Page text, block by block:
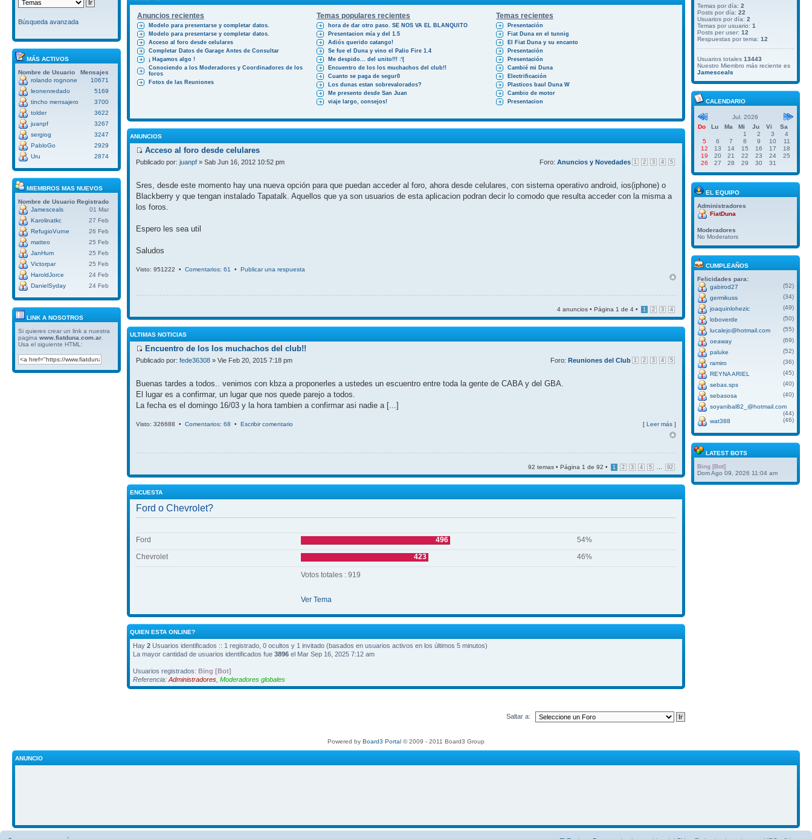
Búsqueda avanzada
MÁS ACTIVOS
Nombre de Usuario
Mensajes
rolando rognone
10671
leonenredado
5169
tincho mensajero
3700
tolder
3622
juanpf
3267
sergiog
3247
PabloGo
2929
Uru
2874
MIEMBROS MAS NUEVOS
Nombre de Usuario Registrado
Jamesceals
01 Mar
Karolinatkc
27 Feb
RefugioVurne
26 Feb
matteo
25 Feb
JanHum
25 Feb
Victorpar
25 Feb
HaroldJorce
24 Feb
DanielSyday
24 Feb
LINK A NOSOTROS
Si quieres crear un link a nuestra
pagina www.fiatduna.com.ar
Usa el siguiente HTML:
Anuncios recientes Temas populares recientes Temas recientes
Modelo para presentarse y completar datos.
Modelo para presentarse y completar datos.
Acceso al foro desde celulares
Completar Datos de Garage Antes de Consultar
¡ Hagamos algo !
Conociendo a los Moderadores y Coordinadores de los
foros
Fotos de las Reuniones
hora de dar otro paso. SE NOS VA EL BLANQUITO
Presentacion mía y del 1.5
Adiós querido catango!
Se fue el Duna y vino el Palio Fire 1.4
Me despido... del unito!!! :'(
Encuentro de los los muchachos del club!!
Cuanto se paga de segur0
Los dunas estan sobrevalorados?
Me presento desde San Juan
viaje largo, consejos!
Presentación
Fiat Duna en el tunnig
El Fiat Duna y su encanto
Presentación
Presentación
Cambié mi Duna
Electrificación
Plasticos baul Duna W
Cambio de motor
Presentacion
ANUNCIOS
Acceso al foro desde celulares
1 2 3 4 5
Publicado por: juanpf » Sab Jun 16, 2012 10:52 pm Foro: Anuncios y Novedades
Sres, desde este momento hay una nueva opción para que puedan acceder al foro, ahora desde celulares, con sistema operativo android, ios(iphone) o
Blackberry y que tengan instalado Tapatalk. Aquellos que ya son usuarios de esta aplicacion podran decir lo comodo que resulta acceder con la misma a
los foros.
Espero les sea util
Saludos
Visto: 951222 • Comentarios: 61 • Publicar una respuesta
4 anuncios • Página 1 de 4 • 1 2 3 4
ULTIMAS NOTICIAS
Encuentro de los los muchachos del club!!
1 2 3 4 5
Publicado por: fede36308 » Vie Feb 20, 2015 7:18 pm Foro: Reuniones del Club
Buenas tardes a todos.. venimos con kbza a proponerles a ustedes un escuentro entre toda la gente de CABA y del GBA.
El lugar es a confirmar, un lugar que nos quede parejo a todos.
La fecha es el domingo 16/03 y la hora tambien a confirmar asi nadie a [...]
Visto: 326688 • Comentarios: 68 • Escribir comentario [ Leer más ]
92 temas • Página 1 de 92 • 1 2 3 4 5 92
ENCUESTA
Ford o Chevrolet?
Ford 496
54%
Chevrolet
423 46%
Votos totales : 919
Ver Tema
QUIEN ESTA ONLINE?
Hay 2 Usuarios identificados :: 1 registrado, 0 ocultos y 1 invitado (basados en usuarios activos en los últimos 5 minutos)
La mayor cantidad de usuarios identificados fue 3896 el Mar Sep 16, 2025 7:12 am
Usuarios registrados: Bing [Bot]
Referencia: Administradores Moderadores globales
Saltar a:
Temas por día: 2
Posts por día: 22
Usuarios por día: 2
Temas por usuario: 1
Posts per user: 12
Respuestas por tema: 12
Usuarios totales 13443
Nuestro Miembro más reciente es
Jamesceals
CALENDARIO
Jul. 2026
Do
Lu Ma Mi Ju Vi
Sa
1
2 3
4
5
6 7 8 9 10
11
12
13 14 15 16 17
18
19
20 21 22 23 24
25
26
27 28 29 30 31
EL EQUIPO
Administradores
FiatDuna
Moderadores
No Moderators
CUMPLEAÑOS
Felicidades para:
gabirod27
(52)
germikuss
(34)
joaquinlohezic
(49)
loboverde
(50)
lucalejo@hotmail.com
(55)
oeaway
(69)
paluke
(52)
ramiro
(36)
REYNA ARIEL
(45)
sebas.sps
(40)
sebasosa
(40)
soyanibal82_@hotmail.com
(44)
wat388
(46)
LATEST BOTS
Bing [Bot]
Dom Ago 09, 2026 11:04 am
Powered by Board3 Portal © 2009 - 2011 Board3 Group
ANUNCIO